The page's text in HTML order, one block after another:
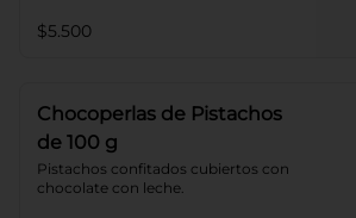
$5.500
Chocoperlas de Pistachos
de 100 g
Pistachos confitados cubiertos con
chocolate con leche.